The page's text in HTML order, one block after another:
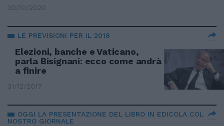
30/10/2020
LE PREVISIONI PER IL 2018
Elezioni, banche e Vaticano,
parla Bisignani: ecco come andrà
a finire
31/12/2017
OGGI LA PRESENTAZIONE DEL LIBRO IN EDICOLA COL
NOSTRO GIORNALE